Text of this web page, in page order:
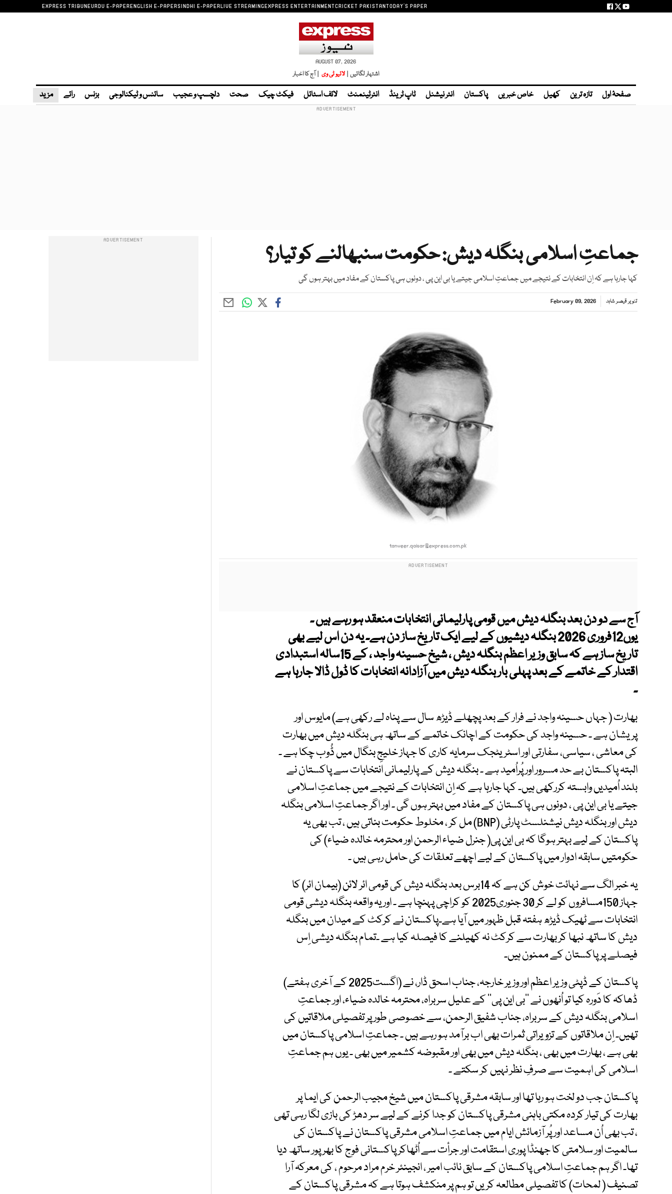
EXPRESS TRIBUNEURDU E-PAPERENGLISH E-PAPERSINDHI E-PAPERLIVE STREAMINGEXPRESS ENTERTAINMENTCRICKET PAKISTANTODAY'S PAPER
AUGUST 07, 2026
اشتہار لگائیں | لائیو ٹی وی | آج کا اخبار
صفحۂ اول تازہ ترین کھیل خاص خبریں پاکستان انٹر نیشنل ٹاپ ٹرینڈ انٹرٹینمنٹ لائف اسٹائل فیکٹ چیک صحت دلچسپ و عجیب سائنس و ٹیکنالوجی بزنس رائے مزید
جماعتِ اسلامی بنگلہ دیش: حکومت سنبھالنے کو تیار؟
کہا جارہا ہے کہ اِن انتخابات کے نتیجے میں جماعتِ اسلامی جیتے یا بی این پی ، دونوں ہی پاکستان کے مفاد میں بہتر ہوں گی
تنویر قیصر شاہد February 09, 2026
tanveer.qaisar@express.com.pk
آج سے دو دن بعد بنگلہ دیش میں قومی پارلیمانی انتخابات منعقد ہو رہے ہیں ۔
یوں12فروری 2026 بنگلہ دیشیوں کے لیے ایک تاریخ ساز دن ہے۔ یہ دن اس لیے بھی
تاریخ ساز ہے کہ سابق وزیر اعظم بنگلہ دیش ، شیخ حسینہ واجد ، کے 15سالہ استبدادی
اقتدار کے خاتمے کے بعد پہلی بار بنگلہ دیش میں آزادانہ انتخابات کا ڈول ڈالا جارہا ہے
۔
بھارت ( جہاں حسینہ واجد نے فرار کے بعد پچھلے ڈیڑھ سال سے پناہ لے رکھی ہے) مایوس اور
پریشان ہے ۔ حسینہ واجد کی حکومت کے اچانک خاتمے کے ساتھ ہی بنگلہ دیش میں بھارت
کی معاشی ، سیاسی، سفارتی اور اسٹریٹجک سرمایہ کاری کا جہاز خلیجِ بنگال میں ڈُوب چکا ہے ۔
البتہ پاکستان بے حد مسرور اور پُراُمید ہے ۔ بنگلہ دیش کے پارلیمانی انتخابات سے پاکستان نے
بلند اُمیدیں وابستہ کررکھی ہیں۔ کہا جارہا ہے کہ اِن انتخابات کے نتیجے میں جماعتِ اسلامی
جیتے یا بی این پی ، دونوں ہی پاکستان کے مفاد میں بہتر ہوں گی ۔ اور اگر جماعتِ اسلامی بنگلہ
دیش اور بنگلہ دیش نیشنلسٹ پارٹی (BNP) مل کر ، مخلوط حکومت بناتی ہیں ، تب بھی یہ
پاکستان کے لیے بہتر ہوگا کہ بی این پی( جنرل ضیاء الرحمن اور محترمہ خالدہ ضیاء) کی
حکومتیں سابقہ ادوار میں پاکستان کے لیے اچھے تعلقات کی حامل رہی ہیں ۔
یہ خبر الگ سے نہائت خوش کن ہے کہ 14برس بعد بنگلہ دیش کی قومی ائر لائن (بیمان ائر) کا
جہاز 150مسافروں کو لے کر 30 جنوری2025 کو کراچی پہنچا ہے ۔ اور یہ واقعہ بنگلہ دیشی قومی
انتخابات سے ٹھیک ڈیڑھ ہفتہ قبل ظہور میں آیا ہے۔پاکستان نے کرکٹ کے میدان میں بنگلہ
دیش کا ساتھ نبھا کر بھارت سے کرکٹ نہ کھیلنے کا فیصلہ کیا ہے ۔تمام بنگلہ دیشی اِس
فیصلے پر پاکستان کے ممنون ہیں۔
پاکستان کے ڈپٹی وزیر اعظم اور وزیر خارجہ، جناب اسحق ڈار، نے (اگست2025 کے آخری ہفتے)
ڈھاکہ کا دَورہ کیا تو اُنھوں نے ’’بی این پی‘‘ کے علیل سربراہ، محترمہ خالدہ ضیاء، اور جماعتِ
اسلامی بنگلہ دیش کے سربراہ، جناب شفیق الرحمن، سے خصوصی طور پر تفصیلی ملاقاتیں کی
تھیں۔ اِن ملاقاتوں کے تزویراتی ثمرات بھی اب برآمد ہو رہے ہیں ۔ جماعتِ اسلامی پاکستان میں
بھی ہے ، بھارت میں بھی ، بنگلہ دیش میں بھی اور مقبوضہ کشمیر میں بھی ۔ یوں ہم جماعتِ
اسلامی کی اہمیت سے صرفِ نظر نہیں کر سکتے ۔
پاکستان جب دو لخت ہو رہا تھا اور سابقہ مشرقی پاکستان میں شیخ مجیب الرحمن کی ایما پر
بھارت کی تیار کردہ مکتی باہنی مشرقی پاکستان کو جدا کرنے کے لیے سر دھڑ کی بازی لگا رہی تھی
، تب بھی اُن مساعد اور پُر آزمائش ایام میں جماعتِ اسلامی مشرقی پاکستان نے پاکستان کی
سالمیت اور سلامتی کا جھنڈا پوری استقامت اور جرأت سے اُٹھاکر پاکستانی فوج کا بھرپور ساتھ دیا
تھا۔ اگر ہم جماعتِ اسلامی پاکستان کے سابق نائب امیر ، انجینئر خرم مراد مرحوم ، کی معرکہ آرا
تصنیف ( لمحات) کا تفصیلی مطالعہ کریں تو ہم پر منکشف ہوتا ہے کہ مشرقی پاکستان کے